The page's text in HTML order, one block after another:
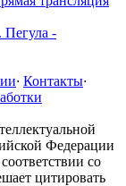
Пегула -
· Контакты·
Федерации
со
цитировать